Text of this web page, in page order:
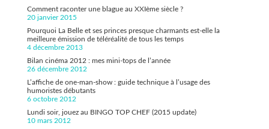
Comment raconter une blague au XXIème siècle ?
20 janvier 2015
Pourquoi La Belle et ses princes presque charmants est-elle la
meilleure émission de téléréalité de tous les temps
4 décembre 2013
Bilan cinéma 2012 : mes mini-tops de l’année
26 décembre 2012
L’affiche de one-man-show : guide technique à l’usage des
humoristes débutants
6 octobre 2012
Lundi soir, jouez au BINGO TOP CHEF (2015 update)
10 mars 2012